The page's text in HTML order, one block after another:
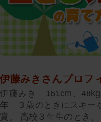
伊藤みきさんプロフ
伊藤みき 161cm、48kg
年 ３歳のときにスキー
賞。 高校３年生のとき